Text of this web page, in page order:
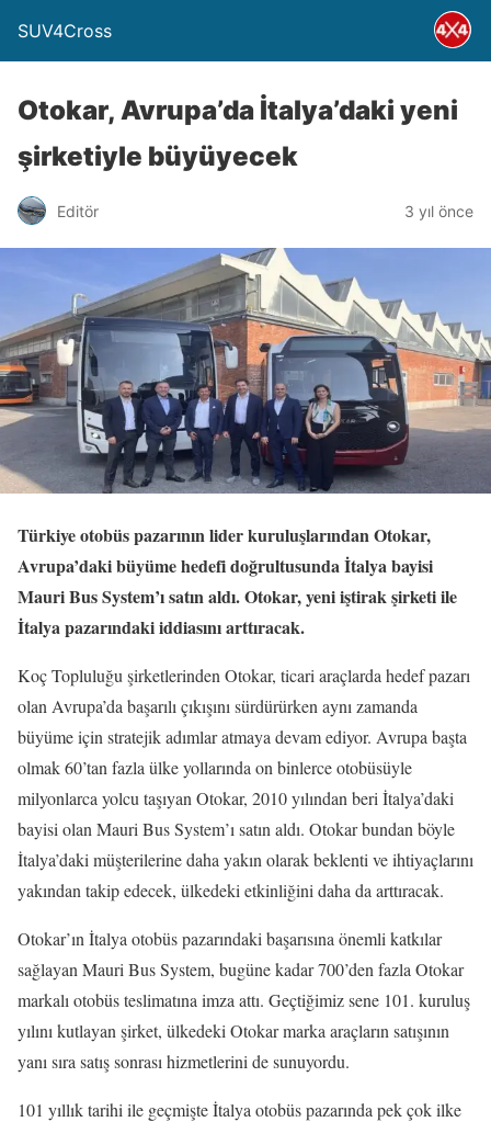
SUV4Cross
Otokar, Avrupa’da İtalya’daki yeni
şirketiyle büyüyecek
Editör 3 yıl önce
Türkiye otobüs pazarının lider kuruluşlarından Otokar,
Avrupa’daki büyüme hedefi doğrultusunda İtalya bayisi
Mauri Bus System’ı satın aldı. Otokar, yeni iştirak şirketi ile
İtalya pazarındaki iddiasını arttıracak.
Koç Topluluğu şirketlerinden Otokar, ticari araçlarda hedef pazarı
olan Avrupa’da başarılı çıkışını sürdürürken aynı zamanda
büyüme için stratejik adımlar atmaya devam ediyor. Avrupa başta
olmak 60’tan fazla ülke yollarında on binlerce otobüsüyle
milyonlarca yolcu taşıyan Otokar, 2010 yılından beri İtalya’daki
bayisi olan Mauri Bus System’ı satın aldı. Otokar bundan böyle
İtalya’daki müşterilerine daha yakın olarak beklenti ve ihtiyaçlarını
yakından takip edecek, ülkedeki etkinliğini daha da arttıracak.
Otokar’ın İtalya otobüs pazarındaki başarısına önemli katkılar
sağlayan Mauri Bus System, bugüne kadar 700’den fazla Otokar
markalı otobüs teslimatına imza attı. Geçtiğimiz sene 101. kuruluş
yılını kutlayan şirket, ülkedeki Otokar marka araçların satışının
yanı sıra satış sonrası hizmetlerini de sunuyordu.
101 yıllık tarihi ile geçmişte İtalya otobüs pazarında pek çok ilke